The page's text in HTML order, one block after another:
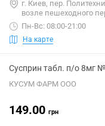
г. Киев, пер.
возле пешеходного
Пн-Вс: 08:00-21:00
На карте
Сусприн табл. п/о 8мг
КУСУМ ФАРМ ООО
149.00 грн